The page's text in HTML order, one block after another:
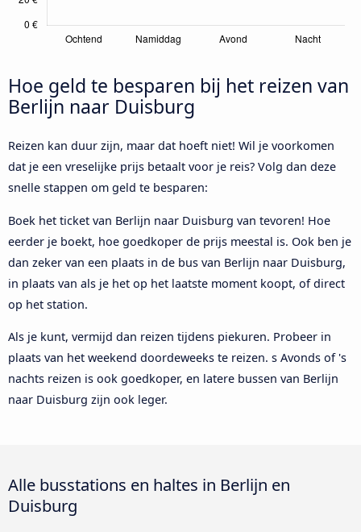
Hoe geld te besparen bij het reizen van
Berlijn naar Duisburg
Reizen kan duur zijn, maar dat hoeft niet! Wil je voorkomen
dat je een vreselijke prijs betaalt voor je reis? Volg dan deze
snelle stappen om geld te besparen:
Boek het ticket van Berlijn naar Duisburg van tevoren! Hoe
eerder je boekt, hoe goedkoper de prijs meestal is. Ook ben je
dan zeker van een plaats in de bus van Berlijn naar Duisburg,
in plaats van als je het op het laatste moment koopt, of direct
op het station.
Als je kunt, vermijd dan reizen tijdens piekuren. Probeer in
plaats van het weekend doordeweeks te reizen. s Avonds of 's
nachts reizen is ook goedkoper, en latere bussen van Berlijn
naar Duisburg zijn ook leger.
Alle busstations en haltes in Berlijn en
Duisburg